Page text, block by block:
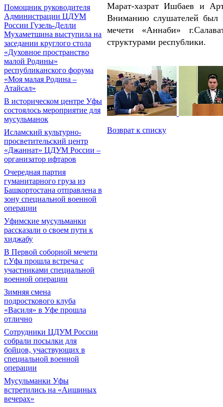
Помощник руководителя
Администрации ЦДУМ
России Гузель-Делли
Мухаметшина выступила на
заседании круглого стола
«Духовное пространство
малой Родины»
республиканского форума
«Моя малая Родина –
Атайсал»
В историческом центре Уфы
состоялось мероприятие для
мусульманок
Исламский культурно-
просветительский центр
«Джаннат» ЦДУМ России –
организатор ифтаров
Очередная партия
гуманитарного груза из
Башкортостана отправлена в
зону специальной военной
операции
Уфимские мусульманки
рассказали о своем пути к
хиджабу
В Первой соборной мечети
г.Уфа прошла встреча с
участниками специальной
военной операции
Зимняя смена
подросткового клуба
«Василя» в Уфе прошла
отлично
Сотрудники ЦДУМ России
собрали посылки для
бойцов, участвующих в
специальной военной
операции
Мусульманки Уфы
встретились на «Аишиных
вечерах»
Марат-хазрат Ишбаев и
Вниманию слушателей был
мечети «Аннаби»
структурами республики.
Возврат к списку